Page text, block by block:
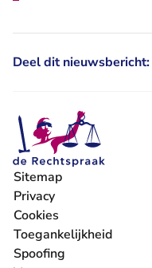
Deel dit nieuwsbericht:
Sitemap
Privacy
Cookies
Toegankelijkheid
Spoofing